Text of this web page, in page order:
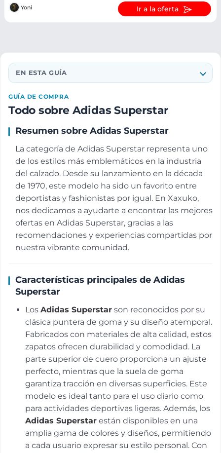
Yoni Ir a la oferta
EN ESTA GUÍA
GUÍA DE COMPRA
Todo sobre Adidas Superstar
Resumen sobre Adidas Superstar
La categoría de Adidas Superstar representa uno
de los estilos más emblemáticos en la industria
del calzado. Desde su lanzamiento en la década
de 1970, este modelo ha sido un favorito entre
deportistas y fashionistas por igual. En Xaxuko,
nos dedicamos a ayudarte a encontrar las mejores
ofertas en Adidas Superstar, gracias a las
recomendaciones y experiencias compartidas por
nuestra vibrante comunidad.
Características principales de Adidas
Superstar
Los Adidas Superstar son reconocidos por su
clásica puntera de goma y su diseño atemporal.
Fabricados con materiales de alta calidad, estos
zapatos ofrecen durabilidad y comodidad. La
parte superior de cuero proporciona un ajuste
perfecto, mientras que la suela de goma
garantiza tracción en diversas superficies. Este
modelo es ideal tanto para el uso diario como
para actividades deportivas ligeras. Además, los
Adidas Superstar están disponibles en una
amplia gama de colores y diseños, permitiendo
a cada usuario expresar su estilo personal. Con